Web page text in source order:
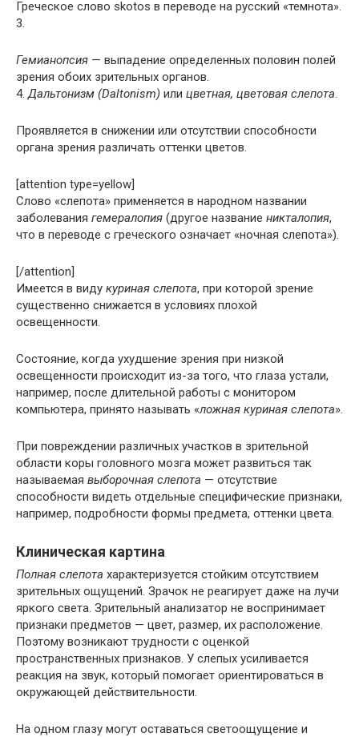
Греческое слово skotos в переводе на русский «темнота».
3.
Гемианопсия — выпадение определенных половин полей
зрения обоих зрительных органов.
4.Дальтонизм (Daltonism) или цветная, цветовая слепота.
Проявляется в снижении или отсутствии способности
органа зрения различать оттенки цветов.
[attention type=yellow]
Слово «слепота» применяется в народном названии
заболевания гемералопия (другое название никталопия,
что в переводе с греческого означает «ночная слепота»).
[/attention]
Имеется в виду куриная слепота, при которой зрение
существенно снижается в условиях плохой
освещенности.
Состояние, когда ухудшение зрения при низкой
освещенности происходит из-за того, что глаза устали,
например, после длительной работы с монитором
компьютера, принято называть «ложная куриная слепота».
При повреждении различных участков в зрительной
области коры головного мозга может развиться так
называемая выборочная слепота — отсутствие
способности видеть отдельные специфические признаки,
например, подробности формы предмета, оттенки цвета.
Клиническая картина
Полная слепота характеризуется стойким отсутствием
зрительных ощущений. Зрачок не реагирует даже на лучи
яркого света. Зрительный анализатор не воспринимает
признаки предметов — цвет, размер, их расположение.
Поэтому возникают трудности с оценкой
пространственных признаков. У слепых усиливается
реакция на звук, который помогает ориентироваться в
окружающей действительности.
На одном глазу могут оставаться светоощущение и